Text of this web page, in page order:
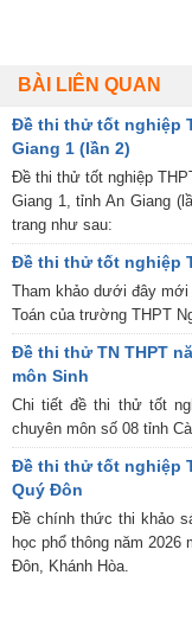
BÀI LIÊN QUAN
Đề thi thử tốt nghiệp
Giang 1 (lần 2)
Đề thi thử tốt nghiệp
Giang 1, tỉnh An Giang
trang như sau:
Đề thi thử tốt nghiệp
Tham khảo dưới đây mới
Toán của trường THPT
Đề thi thử TN THPT
môn Sinh
Chi tiết đề thi thử tốt
chuyên môn số 08 tỉnh
Đề thi thử tốt nghiệp
Quý Đôn
Đề chính thức thi khảo
học phổ thông năm
Đôn, Khánh Hòa.